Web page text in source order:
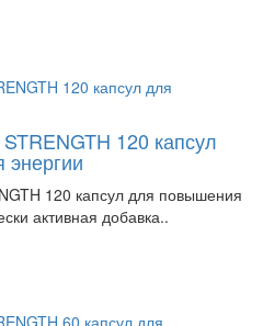
120 капсул
120 капсул для повышения
активная добавка..